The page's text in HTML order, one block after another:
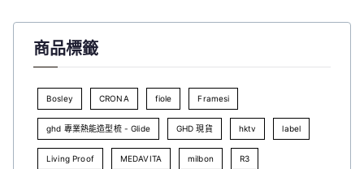
商品標籤
Bosley CRONA fiole Framesi
ghd 專業熱能造型梳 - Glide GHD 現貨 hktv label
Living Proof MEDAVITA milbon R3